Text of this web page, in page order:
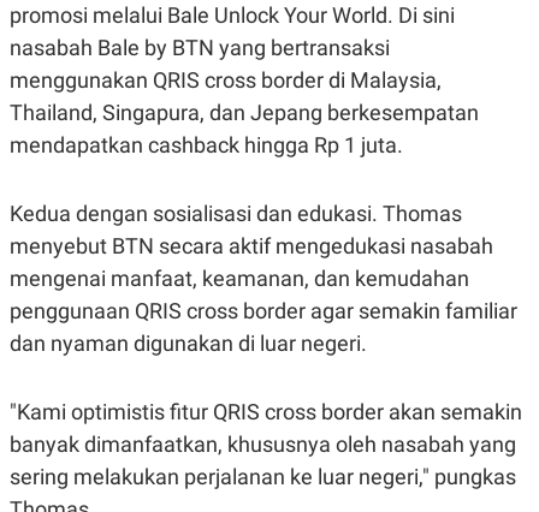
RT
I
S
N
G
K
G
D
A
.
I
D
SITEMAP PROFILE
TERM
OF
USE
PEDOMAN
PEMBERITAAN
SIBER
promosi melalui Bale Unlock Your World. Di sini
nasabah Bale by BTN yang bertransaksi
menggunakan QRIS cross border di Malaysia,
Thailand, Singapura, dan Jepang berkesempatan
mendapatkan cashback hingga Rp 1 juta.
Kedua dengan sosialisasi dan edukasi. Thomas
menyebut BTN secara aktif mengedukasi nasabah
mengenai manfaat, keamanan, dan kemudahan
penggunaan QRIS cross border agar semakin familiar
dan nyaman digunakan di luar negeri.
"Kami optimistis fitur QRIS cross border akan semakin
banyak dimanfaatkan, khususnya oleh nasabah yang
sering melakukan perjalanan ke luar negeri," pungkas